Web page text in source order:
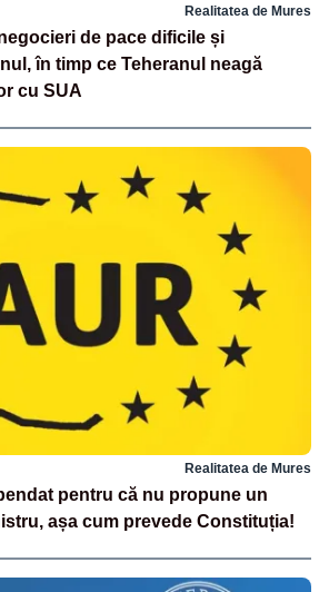
Realitatea de Mures
de pace dificile și
în timp ce Teheranul neagă
cu SUA
Realitatea de Mures
pentru că nu propune un
așa cum prevede Constituția!